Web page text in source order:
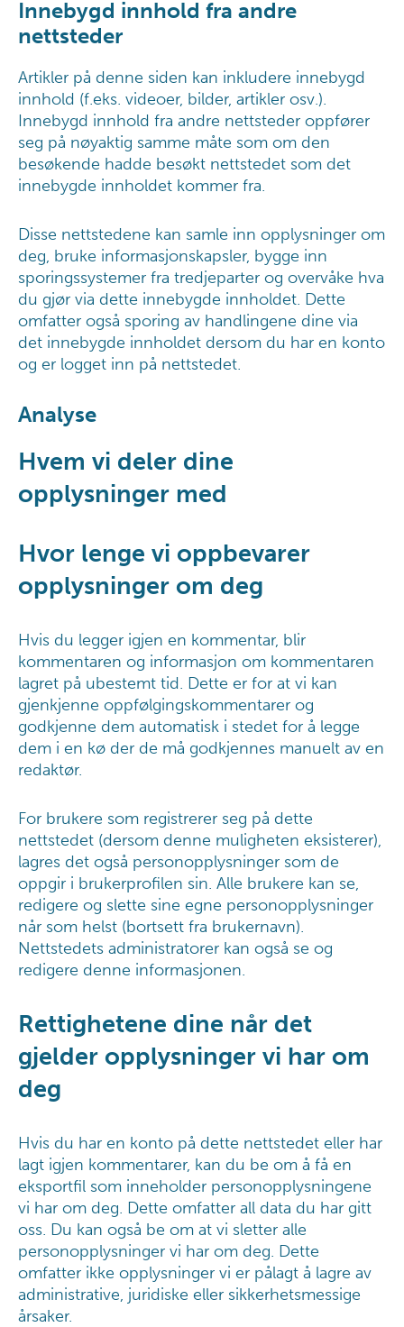
Innebygd innhold fra andre
nettsteder
Artikler på denne siden kan inkludere innebygd
innhold (f.eks. videoer, bilder, artikler osv.).
Innebygd innhold fra andre nettsteder oppfører
seg på nøyaktig samme måte som om den
besøkende hadde besøkt nettstedet som det
innebygde innholdet kommer fra.
Disse nettstedene kan samle inn opplysninger om
deg, bruke informasjonskapsler, bygge inn
sporingssystemer fra tredjeparter og overvåke hva
du gjør via dette innebygde innholdet. Dette
omfatter også sporing av handlingene dine via
det innebygde innholdet dersom du har en konto
og er logget inn på nettstedet.
Analyse
Hvem vi deler dine
opplysninger med
Hvor lenge vi oppbevarer
opplysninger om deg
Hvis du legger igjen en kommentar, blir
kommentaren og informasjon om kommentaren
lagret på ubestemt tid. Dette er for at vi kan
gjenkjenne oppfølgingskommentarer og
godkjenne dem automatisk i stedet for å legge
dem i en kø der de må godkjennes manuelt av en
redaktør.
For brukere som registrerer seg på dette
nettstedet (dersom denne muligheten eksisterer),
lagres det også personopplysninger som de
oppgir i brukerprofilen sin. Alle brukere kan se,
redigere og slette sine egne personopplysninger
når som helst (bortsett fra brukernavn).
Nettstedets administratorer kan også se og
redigere denne informasjonen.
Rettighetene dine når det
gjelder opplysninger vi har om
deg
Hvis du har en konto på dette nettstedet eller har
lagt igjen kommentarer, kan du be om å få en
eksportfil som inneholder personopplysningene
vi har om deg. Dette omfatter all data du har gitt
oss. Du kan også be om at vi sletter alle
personopplysninger vi har om deg. Dette
omfatter ikke opplysninger vi er pålagt å lagre av
administrative, juridiske eller sikkerhetsmessige
årsaker.